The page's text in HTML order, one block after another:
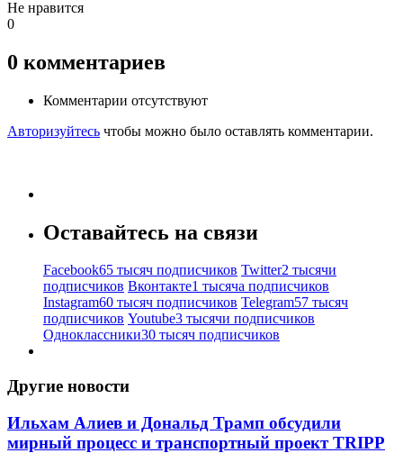
Не нравится
0
0 комментариев
Комментарии отсутствуют
Авторизуйтесь чтобы можно было оставлять комментарии.
Оставайтесь на связи
Facebook65 тысяч подписчиков Twitter2 тысячи
подписчиков Вконтакте1 тысяча подписчиков
Instagram60 тысяч подписчиков Telegram57 тысяч
подписчиков Youtube3 тысячи подписчиков
Одноклассники30 тысяч подписчиков
Другие новости
Ильхам Алиев и Дональд Трамп обсудили
мирный процесс и транспортный проект TRIPP